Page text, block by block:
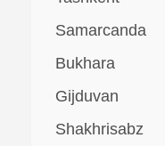
Samarcanda
Bukhara
Gijduvan
Shakhrisabz